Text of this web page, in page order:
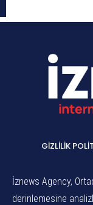
GIZLILIK
İznews Agency,
derinlemesine